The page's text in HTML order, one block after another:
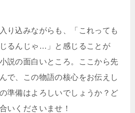
り込みながらも、「これっても
るんじゃ…」と感じることが
説の面白いところ。ここから先
で、この物語の核心をお伝えし
準備はよろしいでしょうか？ど
いくださいませ！